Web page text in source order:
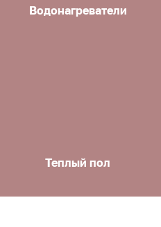
Водонагреватели
Теплый пол